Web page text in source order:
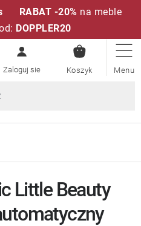
RABAT -20% na meble
DOPPLER20
KOSZYK
Little Beauty